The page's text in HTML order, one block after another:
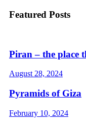
Featured Posts
Piran – the place
August 28, 2024
Pyramids of Giza
February 10, 2024